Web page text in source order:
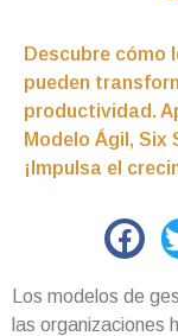
Descubre cómo
pueden
productividad.
Modelo Ágil, Six
¡Impulsa el
Los modelos de
las organizaciones